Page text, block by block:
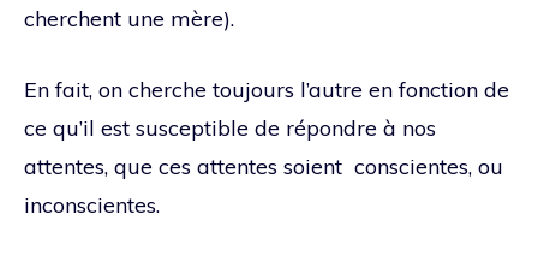
cherchent une mère).
En fait, on cherche toujours l’autre en fonction de
ce qu’il est susceptible de répondre à nos
attentes, que ces attentes soient conscientes, ou
inconscientes.